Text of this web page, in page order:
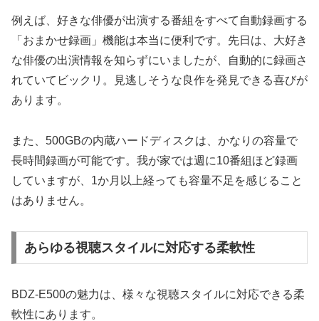
例えば、好きな俳優が出演する番組をすべて自動録画する
「おまかせ録画」機能は本当に便利です。先日は、大好き
な俳優の出演情報を知らずにいましたが、自動的に録画さ
れていてビックリ。見逃しそうな良作を発見できる喜びが
あります。
また、500GBの内蔵ハードディスクは、かなりの容量で
長時間録画が可能です。我が家では週に10番組ほど録画
していますが、1か月以上経っても容量不足を感じること
はありません。
あらゆる視聴スタイルに対応する柔軟性
BDZ-E500の魅力は、様々な視聴スタイルに対応できる柔
軟性にあります。